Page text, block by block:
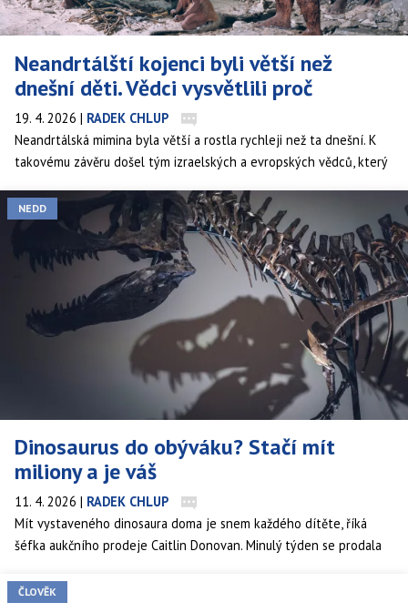
Neandrtálští kojenci byli větší než
dnešní děti. Vědci vysvětlili proč
19. 4. 2026 | RADEK CHLUP
Neandrtálská mimina byla větší a rostla rychleji než ta dnešní. K
takovému závěru došel tým izraelských a evropských vědců, který
Kolosální byl i ve srovnání s ročním Homo sapiens.
NEDD
Dinosaurus do obýváku? Stačí mít
miliony a je váš
11. 4. 2026 | RADEK CHLUP
Mít vystaveného dinosaura doma je snem každého dítěte, říká
šéfka aukčního prodeje Caitlin Donovan. Minulý týden se prodala
ČLOVĚK